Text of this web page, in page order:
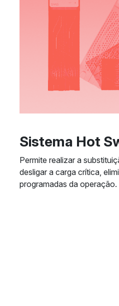
Sistema Hot
Permite realizar a
desligar a carga crítica,
programadas da operação.